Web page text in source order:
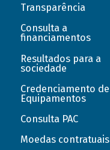
Transparência
Consulta a
financiamentos
Resultados para a
sociedade
Credenciamento de
Equipamentos
Consulta PAC
Moedas contratuais